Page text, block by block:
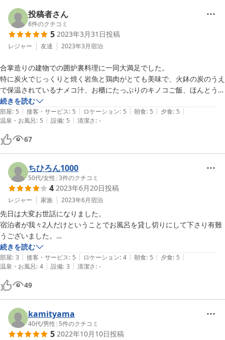
投稿者さん
8件のクチコミ
5 2023年3月31日投稿
レジャー 友達 2023年3月宿泊
合掌造りの建物での囲炉裏料理に一同大満足でした。
特に炭火でじっくりと焼く岩魚と鶏肉がとても美味で、火鉢の炭のうえ
で保温されているナメコ汁、お櫃にたっぷりのキノコご飯、ほんとうに
最高でした。
古い施設であるが故の昭和感、それも最高でしたし、とろとろの鉱泉の
泉質も最高でした。
あいにく雨模様の一夜でしたが、池のほとりのカエルたちの合唱と雨音
を聞きながら、とても気持ち良く熟睡しました。
何もない静かな一軒宿、一同また行きたいというのが満足感ある感想で
す。
古い設備中、エレベーターが最新式に改装されていて、なんだか面白か
ったです。
続きを読む
部屋: 5 | 接客・サービス: 5 | ロケーション: 5 | 朝食: 5 | 夕食: 5 |
温泉・お風呂: 5 | 設備: 5 | 清潔さ: -
67
ちひろん1000
50代/女性 |3件のクチコミ
4 2023年6月20日投稿
レジャー 家族 2023年6月宿泊
先日は大変お世話になりました。
宿泊者が我々2人だけということでお風呂を貸し切りにして下さり有難
うございました。
夕食時、囲炉裏での焼き方を丁寧に説明してくださり、楽しくおいしい
時間を過ごすことが出来ました。
館内はとても清潔で、お風呂は肌がつるつるになり、部屋の窓からの景
色も素敵で、接客も丁寧で、とても素敵な宿でした。
ちょっとお湯の温度が熱すぎたかな。
ゆっくりじっくり入りたかったです。
続きを読む
部屋: 3 | 接客・サービス: 5 | ロケーション: 4 | 朝食: 5 | 夕食: 5 |
温泉・お風呂: 4 | 設備: 3 | 清潔さ: -
49
kamityama
40代/男性 | 5件のクチコミ
5 2022年10月10日投稿